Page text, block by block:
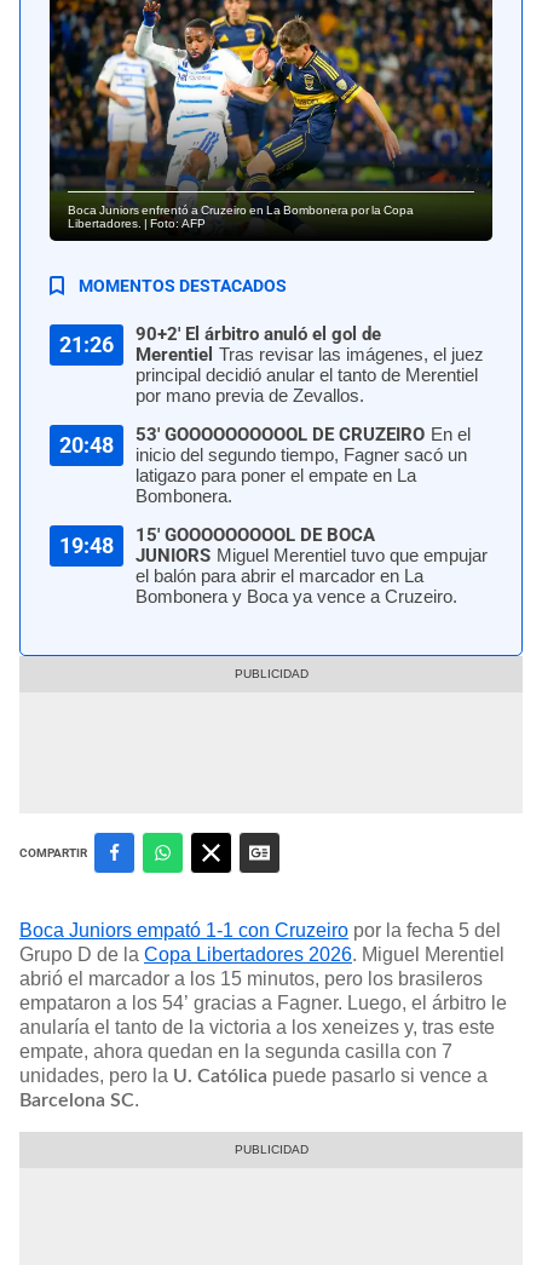
Boca Juniors enfrentó a Cruzeiro en La Bombonera por la Copa
Libertadores. | Foto: AFP
MOMENTOS DESTACADOS
21:26
90+2' El árbitro anuló el gol de
Merentiel Tras revisar las imágenes, el juez
principal decidió anular el tanto de Merentiel
por mano previa de Zevallos.
20:48 53' GOOOOOOOOOOL DE CRUZEIRO En el
inicio del segundo tiempo, Fagner sacó un
latigazo para poner el empate en La
Bombonera.
19:48
15' GOOOOOOOOOL DE BOCA
JUNIORS Miguel Merentiel tuvo que empujar
el balón para abrir el marcador en La
Bombonera y Boca ya vence a Cruzeiro.
COMPARTIR
Boca Juniors empató 1-1 con Cruzeiro por la fecha 5 del
Grupo D de la Copa Libertadores 2026. Miguel Merentiel
abrió el marcador a los 15 minutos, pero los brasileros
empataron a los 54’ gracias a Fagner. Luego, el árbitro le
anularía el tanto de la victoria a los xeneizes y, tras este
empate, ahora quedan en la segunda casilla con 7
unidades, pero la U. Católica puede pasarlo si vence a
Barcelona SC.